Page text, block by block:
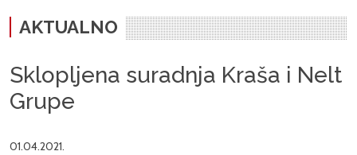
AKTUALNO
Sklopljena suradnja Kraša i Nelt
Grupe
01.04.2021.